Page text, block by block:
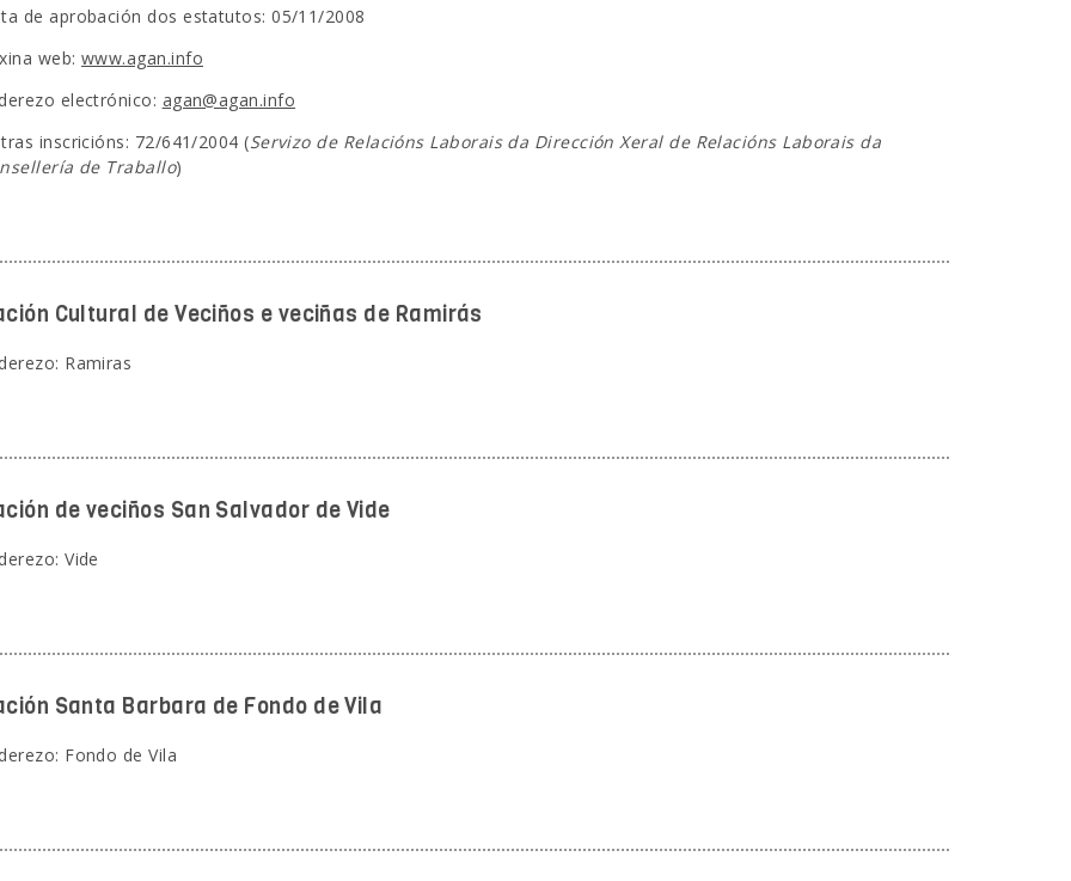
de aprobación dos estatutos: 05/11/2008
web:www.agan.info
electrónico: agan@agan.info
inscricións: 72/641/2004 (Servizo de Relacións Laborais da Dirección Xeral de Relacións Laborais da
de Traballo)
Cultural de Veciños e veciñas de Ramirás
Ramiras
de veciños San Salvador de Vide
Vide
Santa Barbara de Fondo de Vila
Fondo de Vila